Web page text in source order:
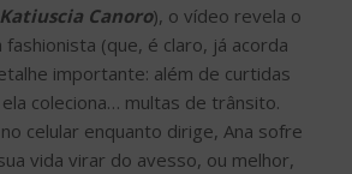
Katiuscia Canoro), o vídeo revela o
fashionista (que, é claro, já acorda
importante: além de curtidas
coleciona… multas de trânsito.
celular enquanto dirige, Ana sofre
vida virar do avesso, ou melhor,